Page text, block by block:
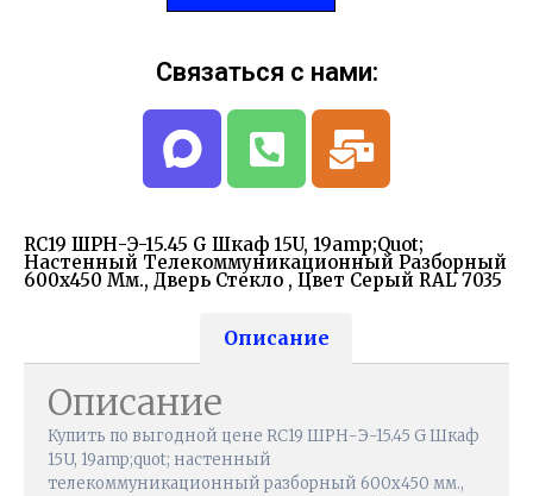
RC19 ШРН-Э-15.45 G Шкаф 15U, 19amp;quot;
Настенный Телекоммуникационный Разборный
600х450 Мм., Дверь Стекло , Цвет Серый RAL 7035
Описание
Описание
Купить по выгодной цене RC19 ШРН-Э-15.45 G Шкаф
15U, 19amp;quot; настенный
телекоммуникационный разборный 600х450 мм.,
Связаться с нами: